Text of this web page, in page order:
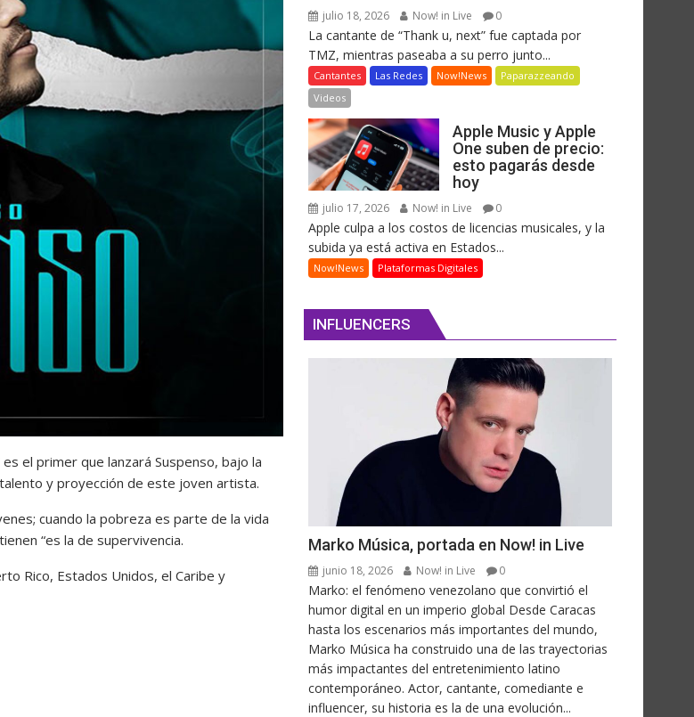
es el primer que lanzará Suspenso, bajo la
y proyección de este joven artista.
cuando la pobreza es parte de la vida
“es la de supervivencia.
Rico, Estados Unidos, el Caribe y
julio 18, 2026 Now! in Live 0
La cantante de “Thank u, next” fue captada por
TMZ, mientras paseaba a su perro junto...
Cantantes Las Redes Now!News
Paparazzeando
Videos
Apple Music y Apple
One suben de precio:
esto pagarás desde
hoy
julio 17, 2026 Now! in Live 0
Apple culpa a los costos de licencias musicales, y la
subida ya está activa en Estados...
Now!News Plataformas Digitales
INFLUENCERS
Marko Música, portada en Now! in Live
junio 18, 2026 Now! in Live 0
Marko: el fenómeno venezolano que convirtió el
humor digital en un imperio global Desde Caracas
hasta los escenarios más importantes del mundo,
Marko Música ha construido una de las trayectorias
más impactantes del entretenimiento latino
contemporáneo. Actor, cantante, comediante e
influencer, su historia es la de una evolución...